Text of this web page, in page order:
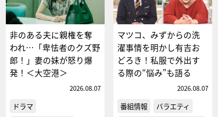
非のある夫に親権を奪
われ…「卑怯者のクズ野
郎！」妻の妹が怒り爆
発！＜大空港＞
2026.08.07
ドラマ
マツコ、みずからの洗
濯事情を明かし有吉お
どろき！私服で外出す
る際の“悩み”も語る
2026.08.07
番組情報
バラエティ